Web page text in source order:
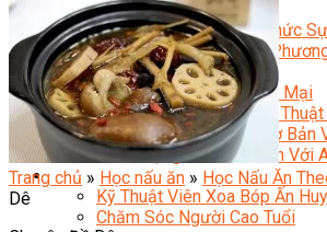
Media Production
Chuyên Viên Tổ Chức
Truyền Thông Đa
Media Production
Nhiếp Ảnh Thương Mại
Sản Xuất Phim Kỹ
Biên Tập Video Cơ Bản
Dựng Phim Cơ Bản Với
Sức Khỏe
Kỹ Thuật Viên Xoa Bóp Ấn
Chăm Sóc Người Cao Tuổi
Trang chủ » Học nấu ăn » Học Nấu Ăn
Dê